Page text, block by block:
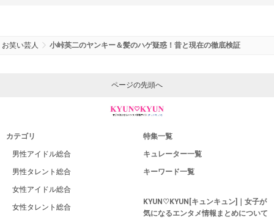
お笑い芸人 小峠英二のヤンキー＆髪のハゲ疑惑！昔と現在の徹底検証
ページの先頭へ
カテゴリ
男性アイドル総合
男性タレント総合
女性アイドル総合
女性タレント総合
特集一覧
キュレーター一覧
キーワード一覧
KYUN♡KYUN[キュンキュン]｜女子が
気になるエンタメ情報まとめについて